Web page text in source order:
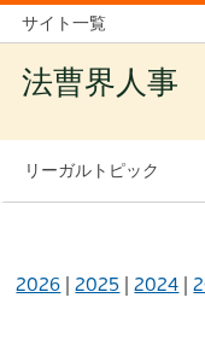
サイト一覧
法曹界人事
リーガルトピック
2026 |2025 |2024 |